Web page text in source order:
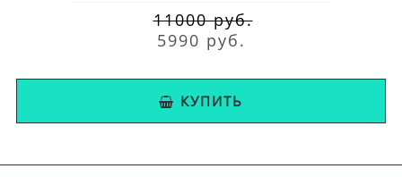
11000 руб.
5990 руб.
КУПИТЬ